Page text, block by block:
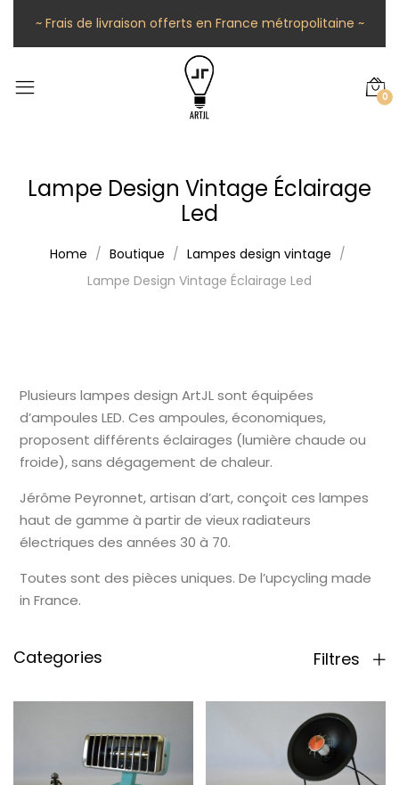
~ Frais de livraison offerts en France métropolitaine ~
0
Lampe Design Vintage Éclairage
Led
Home Boutique
Lampes design vintage
Lampe Design Vintage Éclairage Led
Plusieurs lampes design ArtJL sont équipées
d’ampoules LED. Ces ampoules, économiques,
proposent différents éclairages (lumière chaude ou
froide), sans dégagement de chaleur.
Jérôme Peyronnet, artisan d’art, conçoit ces lampes
haut de gamme à partir de vieux radiateurs
électriques des années 30 à 70.
Toutes sont des pièces uniques. De l’upcycling made
in France.
Categories Filtres